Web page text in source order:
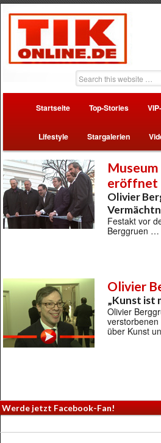
Startseite Top-Stories
Lifestyle Stargalerien
eröffnet
Olivier
Festakt vor
Berggruen …
Olivier
„Kunst ist
Olivier
über Kunst
Werde jetzt Facebook-Fan!